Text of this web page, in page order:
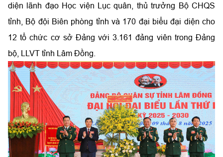
diện lãnh đạo Học viện Lục quân, thủ trưởng Bộ CHQS
tỉnh, Bộ đội Biên phòng tỉnh và 170 đại biểu đại diện cho
12 tổ chức cơ sở Đảng với 3.161 đảng viên trong Đảng
bộ, LLVT tỉnh Lâm Đồng.